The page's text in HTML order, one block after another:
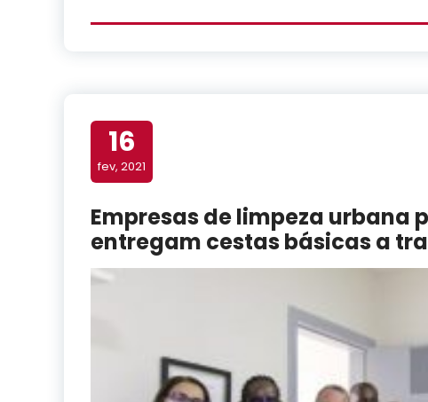
16
fev, 2021
Empresas de limpeza urbana
entregam cestas básicas a